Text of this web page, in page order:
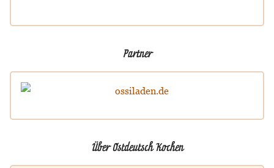
Partner
Über Ostdeutsch Kochen